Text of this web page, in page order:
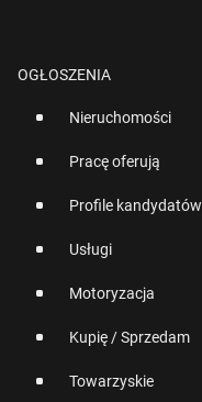
OGŁOSZENIA
Nieruchomości
Pracę oferują
Profile kandydatów
Usługi
Motoryzacja
Kupię / Sprzedam
Towarzyskie